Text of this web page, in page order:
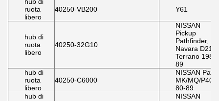
ruota
libero
40250-VB200 Y61
hub di
ruota
libero
40250-32G10
NISSAN
Pickup
Pathfinder,
Navara D21,
Terrano 1986-
89
hub di
ruota
libero
40250-C6000
NISSAN
MK/MQ/P40
80-89
hub di
NISSAN